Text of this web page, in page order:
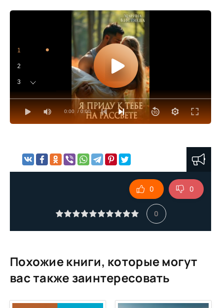
0:00 / 0:00
1
2
3
4
0
0 0
Похожие книги, которые могут
вас также заинтересовать